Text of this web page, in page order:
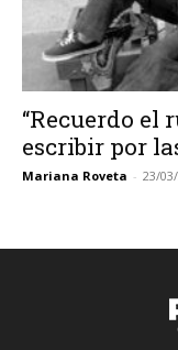
“Recuerdo el
escribir por
Mariana Roveta - 23/